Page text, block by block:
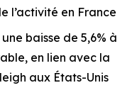
l’activité en France
baisse de 5,6% à
en lien avec la
aux États-Unis